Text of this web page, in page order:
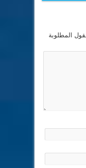
المطلوبة